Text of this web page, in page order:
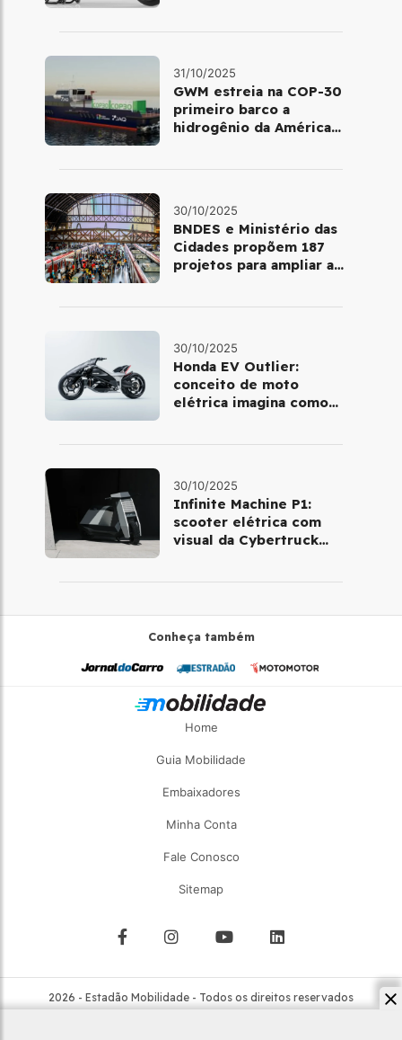
31/10/2025
GWM estreia na COP-30
primeiro barco a
hidrogênio da América
30/10/2025
BNDES e Ministério das
Cidades propõem 187
projetos para ampliar a
30/10/2025
Honda EV Outlier:
conceito de moto
elétrica imagina como
30/10/2025
Infinite Machine P1:
scooter elétrica com
visual da Cybertruck
Conheça também
Home
Guia Mobilidade
Embaixadores
Minha Conta
Fale Conosco
Sitemap
2026 - Estadão Mobilidade - Todos os direitos reservados